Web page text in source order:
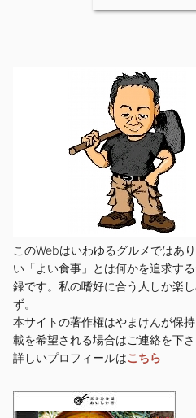
このWebはいわゆるグルメではあ
い「よい食事」とは何かを追求す
録です。私の嗜好に合う人しか楽
ず。
本サイトの著作権はやまけんが保
載を希望される場合はご連絡を下さ
詳しいプロフィールはこちら